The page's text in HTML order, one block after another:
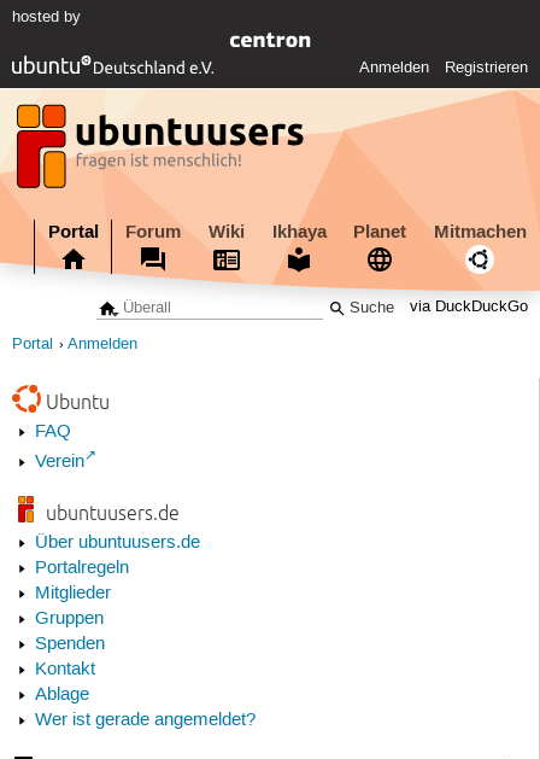
hosted by
Anmelden Registrieren
Portal Forum Wiki Ikhaya Planet Mitmachen
via DuckDuckGo
Portal Anmelden
Ubuntu
FAQ
Verein
ubuntuusers.de
Über ubuntuusers.de
Portalregeln
Mitglieder
Gruppen
Spenden
Kontakt
Ablage
Wer ist gerade angemeldet?